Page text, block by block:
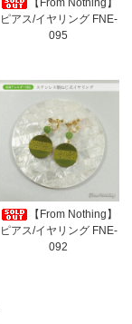
【From Nothing】
ピアス/イヤリング FNE-
095
【From Nothing】
ピアス/イヤリング FNE-
092